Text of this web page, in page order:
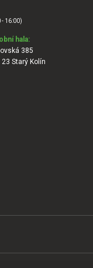
- 16:00)
hala:
385
23 Starý Kolín